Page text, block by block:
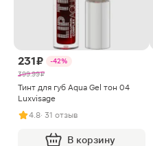
231 ₽
-42%
399.99 ₽
Тинт для губ Aqua Gel тон 04
Luxvisage
4.8· 31 отзыв
В корзину